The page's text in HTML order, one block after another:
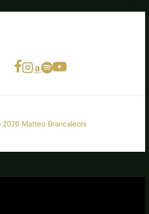
Matteo Brancaleoni